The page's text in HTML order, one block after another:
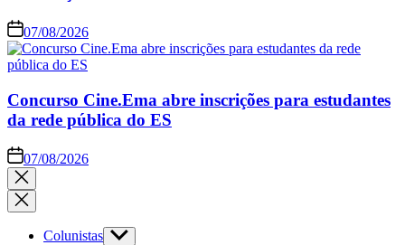
07/08/2026
Concurso Cine.Ema abre inscrições para estudantes
da rede pública do ES
07/08/2026
Colunistas